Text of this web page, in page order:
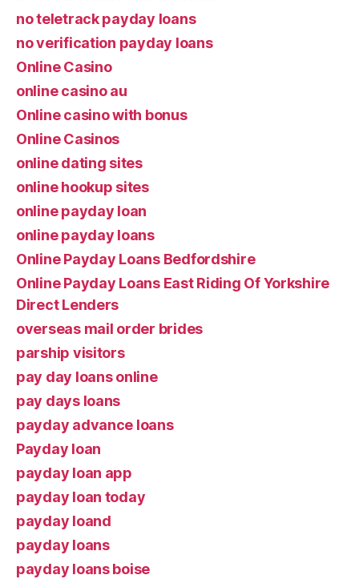
no teletrack payday loans
no verification payday loans
Online Casino
online casino au
Online casino with bonus
Online Casinos
online dating sites
online hookup sites
online payday loan
online payday loans
Online Payday Loans Bedfordshire
Online Payday Loans East Riding Of Yorkshire
Direct Lenders
overseas mail order brides
parship visitors
pay day loans online
pay days loans
payday advance loans
Payday loan
payday loan app
payday loan today
payday loand
payday loans
payday loans boise